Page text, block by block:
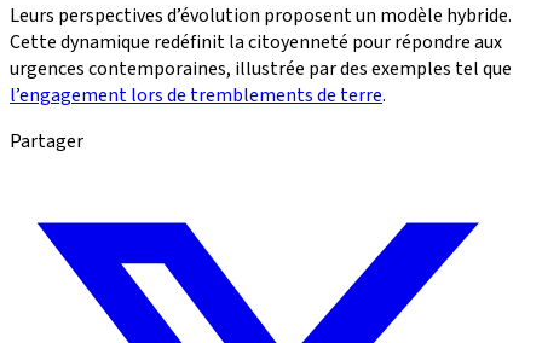
Leurs perspectives d’évolution proposent un modèle hybride.
Cette dynamique redéfinit la citoyenneté pour répondre aux
urgences contemporaines, illustrée par des exemples tel que
l’engagement lors de tremblements de terre.
Partager